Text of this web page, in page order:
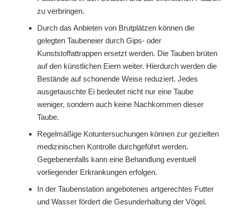
zu verbringen.
Durch das Anbieten von Brutplätzen können die
gelegten Taubeneier durch Gips- oder
Kunststoffattrappen ersetzt werden. Die Tauben brüten
auf den künstlichen Eiern weiter. Hierdurch werden die
Bestände auf schonende Weise reduziert. Jedes
ausgetauschte Ei bedeutet nicht nur eine Taube
weniger, sondern auch keine Nachkommen dieser
Taube.
Regelmäßige Kotuntersuchungen können zur gezielten
medizinischen Kontrolle durchgeführt werden.
Gegebenenfalls kann eine Behandlung eventuell
vorliegender Erkrankungen erfolgen.
In der Taubenstation angebotenes artgerechtes Futter
und Wasser fördert die Gesunderhaltung der Vögel.